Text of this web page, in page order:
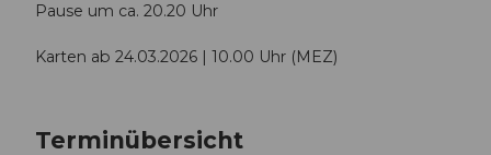
Pause um ca. 20.20 Uhr
Karten ab 24.03.2026 | 10.00 Uhr (MEZ)
Terminübersicht